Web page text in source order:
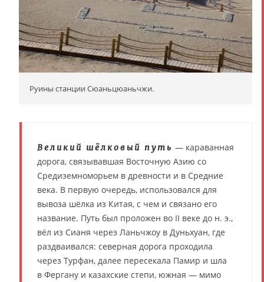
Руины станции Сюаньцюаньчжи.
Великий шёлковый путь — караванная
дорога, связывавшая Восточную Азию со
Средиземноморьем в древности и в Средние
века. В первую очередь, использовался для
вывоза шёлка из Китая, с чем и связано его
название. Путь был проложен во II веке до н. э.,
вёл из Сианя через Ланьчжоу в Дуньхуан, где
раздваивался: северная дорога проходила
через Турфан, далее пересекала Памир и шла
в Фергану и казахские степи, южная — мимо